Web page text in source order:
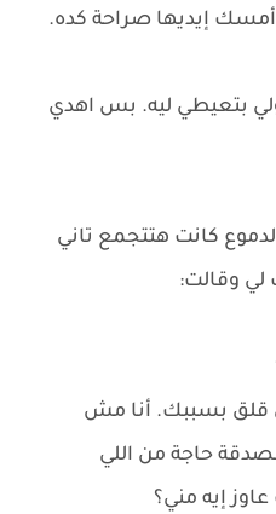
إيديها صراحة كده.
بتعيطي ليه. بس اهدي
كانت هتتجمع تاني
لي وقالت:
قلق بسببك. أنا مش
حاجة من اللي
إيه مني؟